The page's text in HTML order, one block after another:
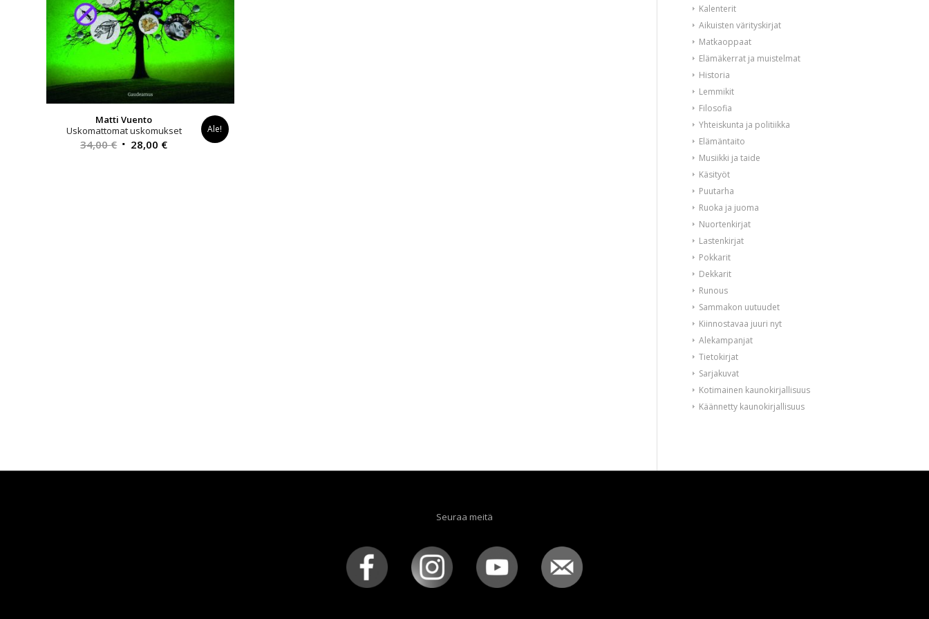
Matti Vuento
Uskomattomat uskomukset
34,00€ Alkuperäinen
28,00 €Nykyinen
Ale!
Kalenterit
Aikuisten värityskirjat
Matkaoppaat
Elämäkerrat ja muistelmat
Historia
Lemmikit
Filosofia
Yhteiskunta ja politiikka
Elämäntaito
Musiikki ja taide
Käsityöt
Puutarha
Ruoka ja juoma
Nuortenkirjat
Lastenkirjat
Pokkarit
Dekkarit
Runous
Sammakon uutuudet
Kiinnostavaa juuri nyt
Alekampanjat
Tietokirjat
Sarjakuvat
Kotimainen kaunokirjallisuus
Käännetty kaunokirjallisuus
Seuraa meitä